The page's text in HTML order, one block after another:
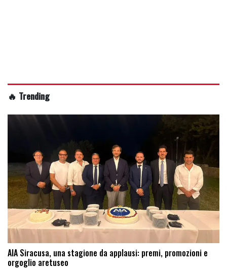
🔥 Trending
AIA Siracusa, una stagione da applausi: premi, promozioni e
orgoglio aretuseo